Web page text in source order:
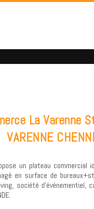
La Varenne
VARENNE
un plateau
en surface de
société d’événementiel,